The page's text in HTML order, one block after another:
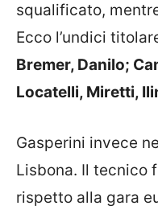
squalificato,
Ecco l’undici
Bremer, Danilo;
Locatelli, Miretti,
Gasperini invece
Lisbona. Il tecnico
rispetto alla gara